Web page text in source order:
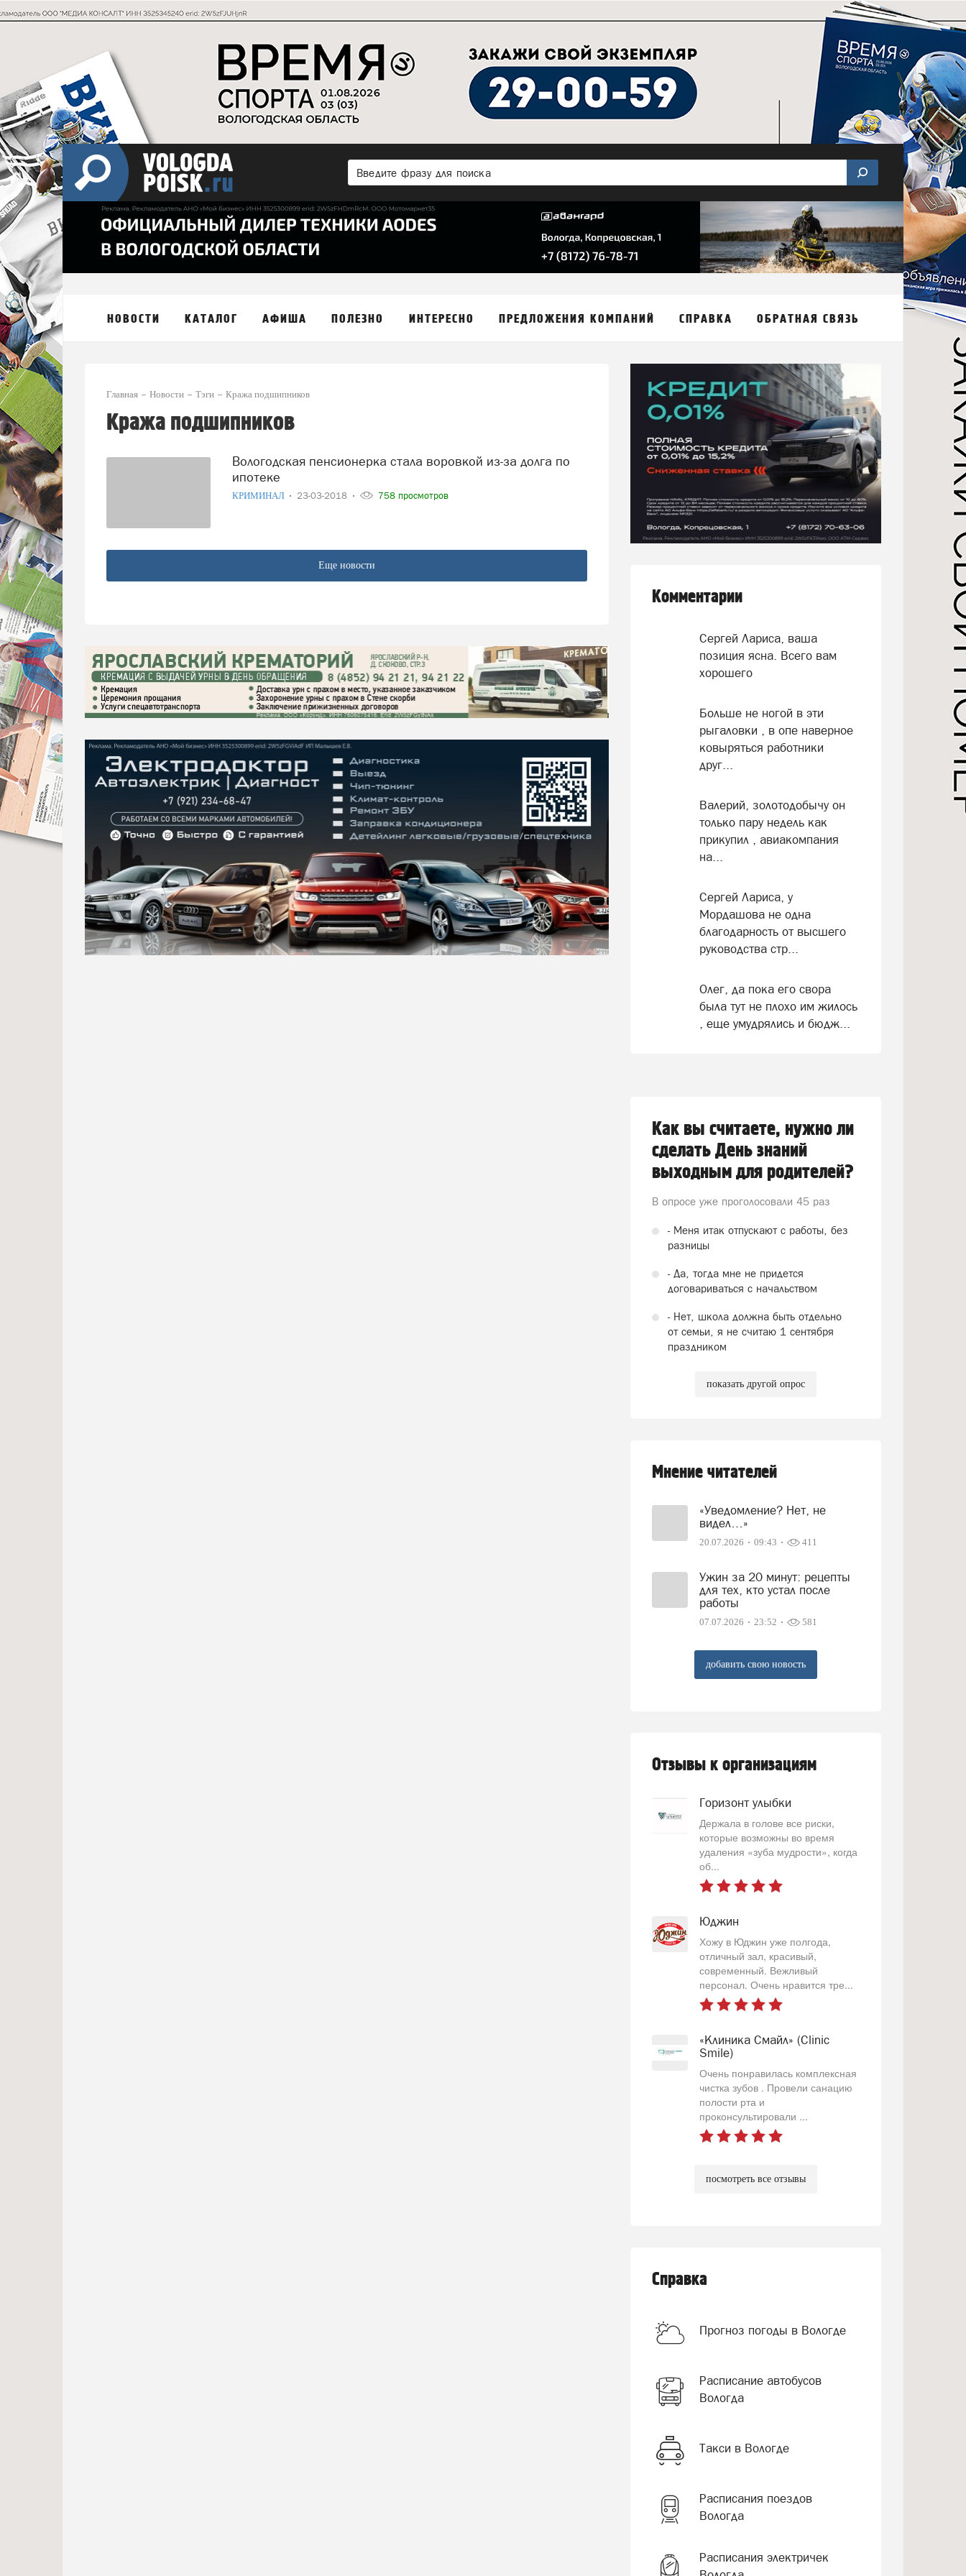
НОВОСТИ КАТАЛОГ АФИША ПОЛЕЗНО ИНТЕРЕСНО ПРЕДЛОЖЕНИЯ КОМПАНИЙ СПРАВКА ОБРАТНАЯ СВЯЗЬ
Главная Новости Тэги Кража подшипников
Кража подшипников
Вологодская пенсионерка стала воровкой из-за долга по
ипотеке
КРИМИНАЛ 23-03-2018 758 просмотров
Еще новости
Комментарии
Сергей Лариса, ваша
позиция ясна. Всего вам
хорошего
Больше не ногой в эти
рыгаловки , в опе наверное
ковыряться работники
друг...
Валерий, золотодобычу он
только пару недель как
прикупил , авиакомпания
на...
Сергей Лариса, у
Мордашова не одна
благодарность от высшего
руководства стр...
Олег, да пока его свора
была тут не плохо им жилось
, еще умудрялись и бюдж...
Как вы считаете, нужно ли
сделать День знаний
выходным для родителей?
В опросе уже проголосовали 45 раз
- Меня итак отпускают с работы, без
разницы
- Да, тогда мне не придется
договариваться с начальством
- Нет, школа должна быть отдельно
от семьи, я не считаю 1 сентября
праздником
показать другой опрос
Мнение читателей
«Уведомление? Нет, не
видел…»
20.07.2026 09:43 411
Ужин за 20 минут: рецепты
для тех, кто устал после
работы
07.07.2026 23:52 581
добавить свою новость
Отзывы к организациям
Горизонт улыбки
Держала в голове все риски,
которые возможны во время
удаления «зуба мудрости», когда
об...
Юджин
Хожу в Юджин уже полгода,
отличный зал, красивый,
современный. Вежливый
персонал. Очень нравится тре...
«Клиника Смайл» (Clinic
Smile)
Очень понравилась комплексная
чистка зубов . Провели санацию
полости рта и
проконсультировали ...
посмотреть все отзывы
Справка
Прогноз погоды в Вологде
Расписание автобусов
Вологда
Такси в Вологде
Расписания поездов
Вологда
Расписания электричек